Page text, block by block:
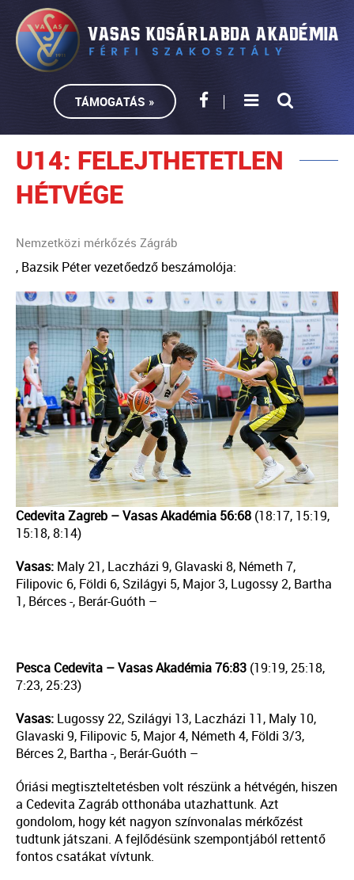
TÁMOGATÁS »
U14: FELEJTHETETLEN
HÉTVÉGE
Nemzetközi mérkőzés Zágráb
, Bazsik Péter vezetőedző beszámolója:
Cedevita Zagreb – Vasas Akadémia 56:68 (18:17, 15:19,
15:18, 8:14)
Vasas: Maly 21, Laczházi 9, Glavaski 8, Németh 7,
Filipovic 6, Földi 6, Szilágyi 5, Major 3, Lugossy 2, Bartha
1, Bérces -, Berár-Guóth –
Pesca Cedevita – Vasas Akadémia 76:83 (19:19, 25:18,
7:23, 25:23)
Vasas: Lugossy 22, Szilágyi 13, Laczházi 11, Maly 10,
Glavaski 9, Filipovic 5, Major 4, Németh 4, Földi 3/3,
Bérces 2, Bartha -, Berár-Guóth –
Óriási megtiszteltetésben volt részünk a hétvégén, hiszen
a Cedevita Zagráb otthonába utazhattunk. Azt
gondolom, hogy két nagyon színvonalas mérkőzést
tudtunk játszani. A fejlődésünk szempontjából rettentő
fontos csatákat vívtunk.